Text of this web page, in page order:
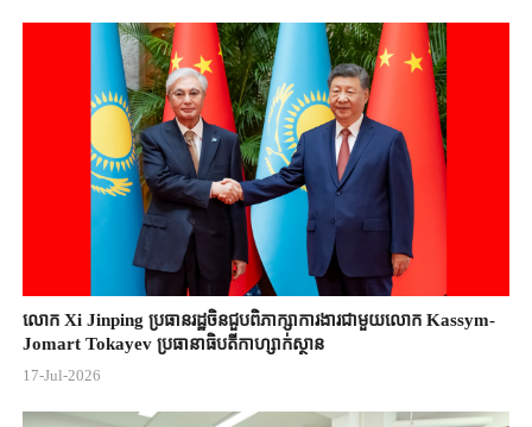
លោក Xi Jinping ប្រធានរដ្ឋចិន​ជួបពិភាក្សា​ការងារជាមួយ​លោក Kassym-
Jomart ​Tokayev ​ប្រធានាធិបតី​កាហ្សាក់ស្ថាន​
17-Jul-2026